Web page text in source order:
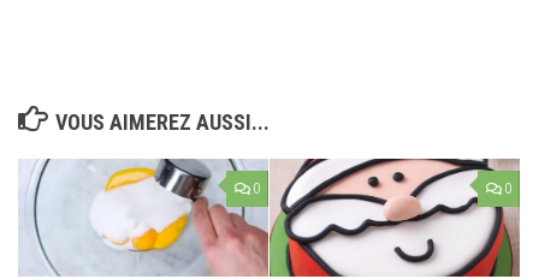
VOUS AIMEREZ AUSSI...
0 0